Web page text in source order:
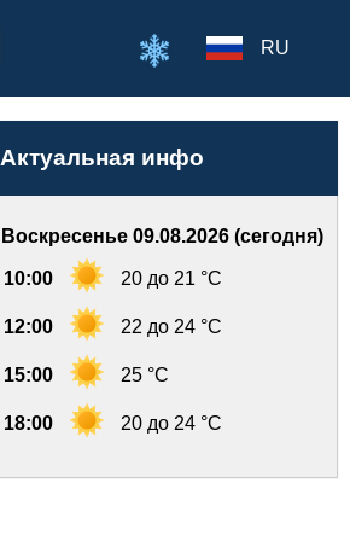
RU
Актуальная инфо
Воскресенье 09.08.2026 (сегодня)
10:00 20 до 21 °C
12:00 22 до 24 °C
15:00 25 °C
18:00 20 до 24 °C